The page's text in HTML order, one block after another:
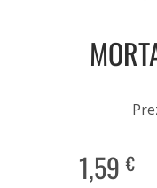
1,59€